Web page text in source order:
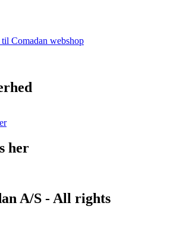
Comadan webshop
her
A/S - All rights